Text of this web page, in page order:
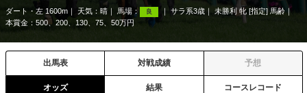
ダート・左 1600m 天気： 晴 馬場： 良 サラ系3歳
未勝利 牝 [指定] 馬齢
本賞金：500、200、130、75、50万円
出馬表 対戦成績 予想
オッズ 結果 コースレコード